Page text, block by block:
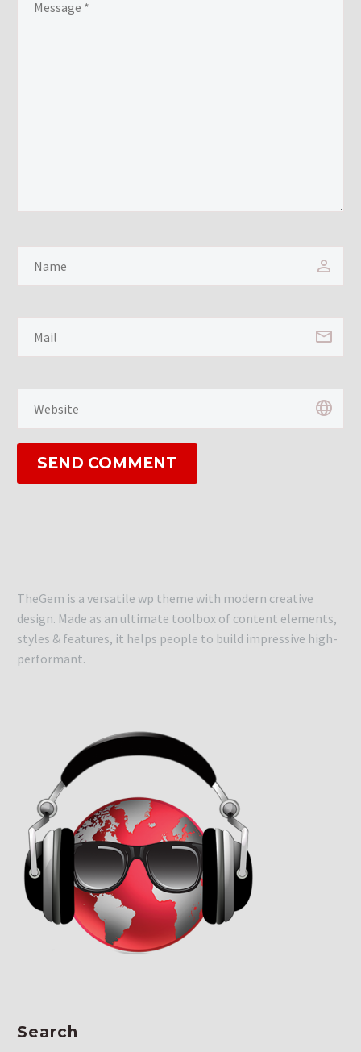
SEND COMMENT
TheGem is a versatile wp theme with modern creative
design. Made as an ultimate toolbox of content elements,
styles & features, it helps people to build impressive high-
performant.
Search